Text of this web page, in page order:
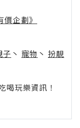
企劃》
子 丶 寵物 丶 扮靚
玩樂資訊！